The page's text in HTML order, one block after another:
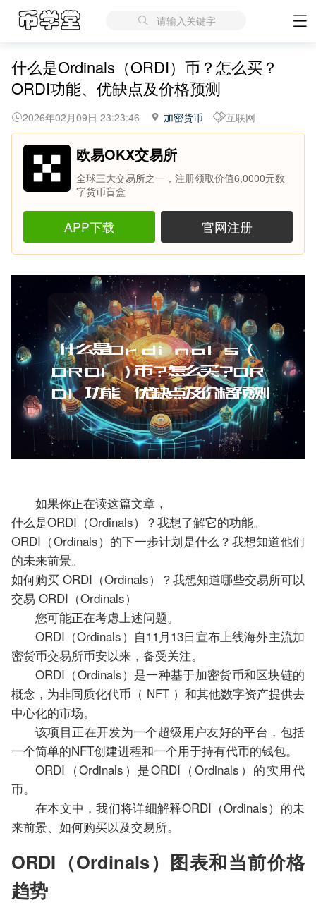
请输入关键字
什么是Ordinals（ORDI）币？怎么买？
ORDI功能、优缺点及价格预测
2026年02月09日 23:23:46 加密货币 互联网
欧易OKX交易所
全球三大交易所之一，注册领取价值6,0000元数
字货币盲盒
APP下载 官网注册
如果你正在读这篇文章，
什么是ORDI（Ordinals）？我想了解它的功能。
ORDI（Ordinals）的下一步计划是什么？我想知道他们
的未来前景。
如何购买 ORDI（Ordinals）？我想知道哪些交易所可以
交易 ORDI（Ordinals）
您可能正在考虑上述问题。
ORDI（Ordinals）自11月13日宣布上线海外主流加
密货币交易所币安以来，备受关注。
ORDI（Ordinals）是一种基于加密货币和区块链的
概念，为非同质化代币（ NFT ）和其他数字资产提供去
中心化的市场。
该项目正在开发为一个超级用户友好的平台，包括
一个简单的NFT创建进程和一个用于持有代币的钱包。
ORDI（Ordinals）是ORDI（Ordinals）的实用代
币。
在本文中，我们将详细解释ORDI（Ordinals）的未
来前景、如何购买以及交易所。
ORDI（Ordinals）图表和当前价格
趋势